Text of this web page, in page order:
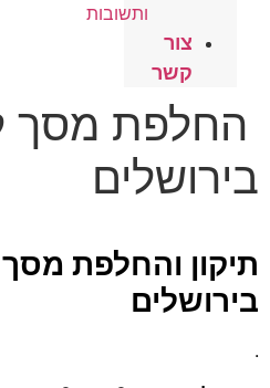
ותשובות
צור
קשר
בירושלים
בירושלים
.